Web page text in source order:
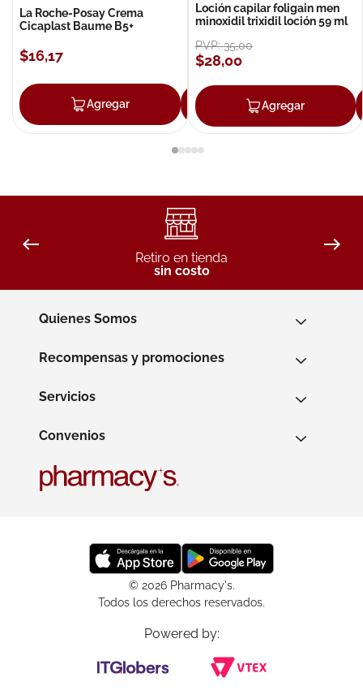
La Roche-Posay Crema
Cicaplast Baume B5+
$16,17
Agregar Agregar
Loción capilar foligain men
minoxidil trixidil loción 59 ml
PVP:35,00
$28,00
Agregar
Retiro en tienda
sin costo
Quienes Somos
Recompensas y promociones
Servicios
Convenios
© 2026 Pharmacy's.
Todos los derechos reservados.
Powered by: